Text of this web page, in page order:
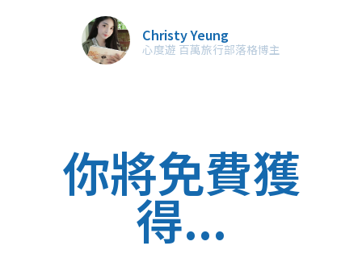
Christy Yeung
心度遊 百萬旅行部落格博主
你將免費獲
得...